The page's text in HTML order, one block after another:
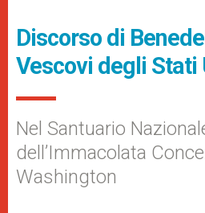
Discorso di
Vescovi degli Stati
Nel Santuario
dell’Immacolata
Washington